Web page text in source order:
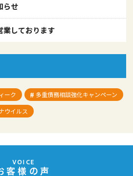
らせ
業しております
ーク
多重債務相談強化キャンペーン
ウイルス
VOICE
客様の声